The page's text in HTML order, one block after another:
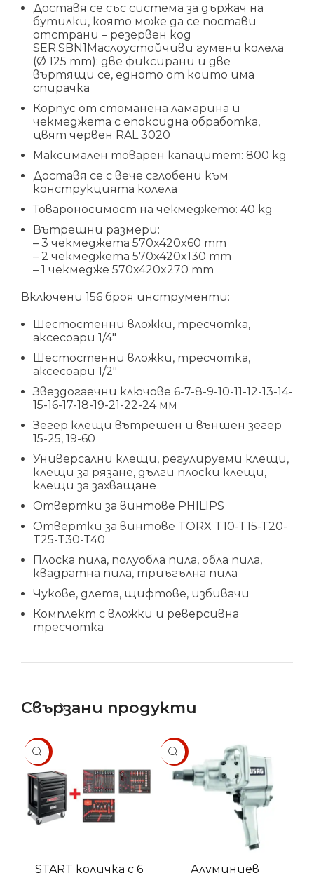
Доставя се със система за държач на
бутилки, която може да се постави
отстрани – резервен код
SER.SBN1Маслоустойчиви гумени колела
(Ø 125 mm): две фиксирани и две
въртящи се, едното от които има
спирачка
Корпус от стоманена ламарина и
чекмеджета с епоксидна обработка,
цвят червен RAL 3020
Максимален товарен капацитет: 800 kg
Доставя се с вече сглобени към
конструкцията колела
Товароносимост на чекмеджето: 40 kg
Вътрешни размери:
– 3 чекмеджета 570x420x60 mm
– 2 чекмеджета 570x420x130 mm
– 1 чекмедже 570x420x270 mm
Включени 156 броя инструменти:
Шестостенни вложки, тресчотка,
аксесоари 1/4″
Шестостенни вложки, тресчотка,
аксесоари 1/2″
Звездогаечни ключове 6-7-8-9-10-11-12-13-14-
15-16-17-18-19-21-22-24 мм
Зегер клещи вътрешен и външен зегер
15-25, 19-60
Универсални клещи, регулируеми клещи,
клещи за рязане, дълги плоски клещи,
клещи за захващане
Отвертки за винтове PHILIPS
Отвертки за винтове TORX T10-T15-T20-
T25-T30-T40
Плоска пила, полуобла пила, обла пила,
квадратна пила, триъгълна пила
Чукове, длета, щифтове, избивачи
Комплект с вложки и реверсивна
тресчотка
Свързани продукти
SALE
START количка с 6
SALE
Алуминиев